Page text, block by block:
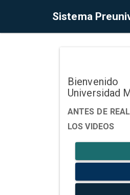
Sistema
Universidad
ANTES DE
LOS VIDEOS